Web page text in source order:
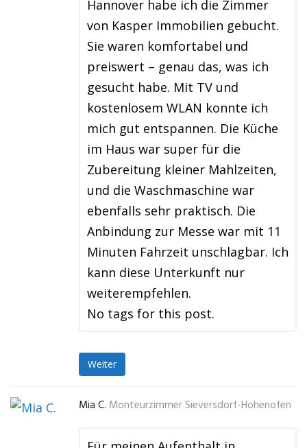
Hannover habe ich die Zimmer
von Kasper Immobilien gebucht.
Sie waren komfortabel und
preiswert – genau das, was ich
gesucht habe. Mit TV und
kostenlosem WLAN konnte ich
mich gut entspannen. Die Küche
im Haus war super für die
Zubereitung kleiner Mahlzeiten,
und die Waschmaschine war
ebenfalls sehr praktisch. Die
Anbindung zur Messe war mit 11
Minuten Fahrzeit unschlagbar. Ich
kann diese Unterkunft nur
weiterempfehlen.
No tags for this post.
Weiter
Mia C. Monteurzimmer Sieversdorf-Hohenofen